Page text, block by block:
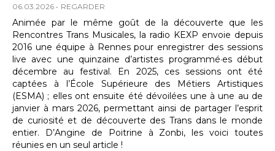
06.03.2026 REGARDER
Animée par le même goût de la découverte que les
Rencontres Trans Musicales, la radio KEXP envoie depuis
2016 une équipe à Rennes pour enregistrer des sessions
live avec une quinzaine d’artistes programmé·es début
décembre au festival. En 2025, ces sessions ont été
captées à l’École Supérieure des Métiers Artistiques
(ESMA) ; elles ont ensuite été dévoilées une à une au de
janvier à mars 2026, permettant ainsi de partager l’esprit
de curiosité et de découverte des Trans dans le monde
entier. D’Angine de Poitrine à Zonbi, les voici toutes
réunies en un seul article !